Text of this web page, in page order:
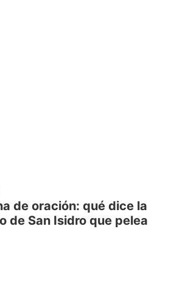
de oración: qué dice la
de San Isidro que pelea